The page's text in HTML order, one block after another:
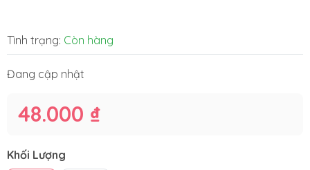
Tình trạng: Còn hàng
Đang cập nhật
48.000 ₫
Khối Lượng